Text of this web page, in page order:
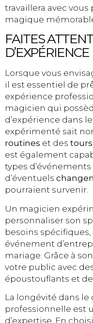
travaillera avec
magique
FAITES
D’EXPÉRIENCE
Lorsque vous
il est essentiel de
expérience
magicien qui
d’expérience dans
expérimenté sait
routines et des
est également
types
d’éventuels
pourraient survenir.
Un magicien
personnaliser son
besoins
événement
mariage. Grâce à
votre public avec
époustouflants et
La longévité dans
professionnelle est
d’expertise. En